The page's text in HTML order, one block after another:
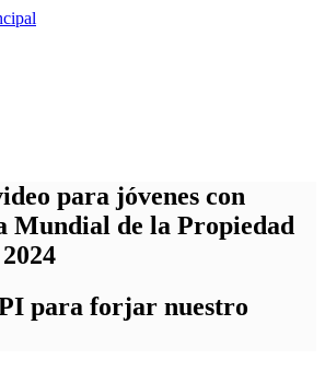
para jóvenes con
Mundial de la Propiedad
para forjar nuestro